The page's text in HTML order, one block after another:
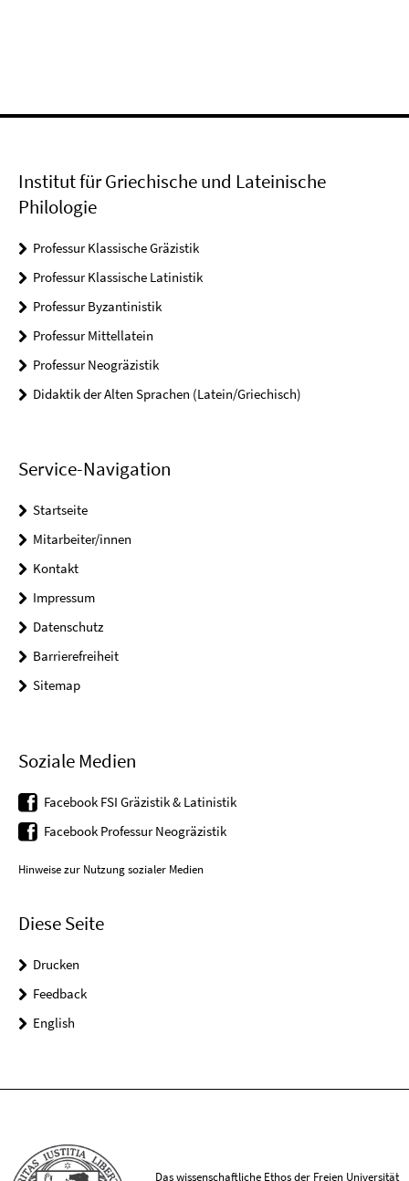
Institut für Griechische und Lateinische
Philologie
Professur Klassische Gräzistik
Professur Klassische Latinistik
Professur Byzantinistik
Professur Mittellatein
Professur Neogräzistik
Didaktik der Alten Sprachen (Latein/Griechisch)
Service-Navigation
Startseite
Mitarbeiter/innen
Kontakt
Impressum
Datenschutz
Barrierefreiheit
Sitemap
Soziale Medien
Facebook FSI Gräzistik & Latinistik
Facebook Professur Neogräzistik
Hinweise zur Nutzung sozialer Medien
Diese Seite
Drucken
Feedback
English
Das wissenschaftliche Ethos der Freien Universität